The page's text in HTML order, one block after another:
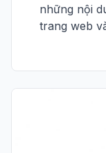
những nội
trang web